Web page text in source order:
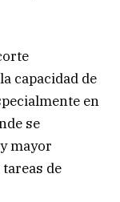
capacidad de
en
se
mayor
de